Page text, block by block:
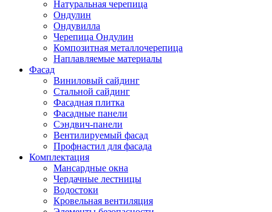
Натуральная черепица
Ондулин
Ондувилла
Черепица Ондулин
Композитная металлочерепица
Наплавляемые материалы
Фасад
Виниловый сайдинг
Стальной сайдинг
Фасадная плитка
Фасадные панели
Сэндвич-панели
Вентилируемый фасад
Профнастил для фасада
Комплектация
Мансардные окна
Чердачные лестницы
Водостоки
Кровельная вентиляция